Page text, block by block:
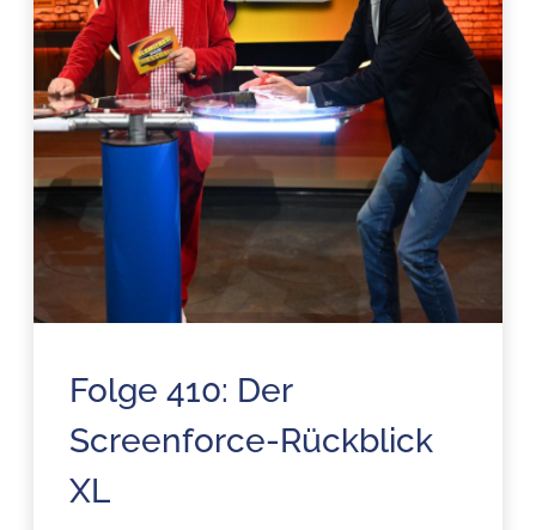
Folge 410: Der
Screenforce-Rückblick
XL